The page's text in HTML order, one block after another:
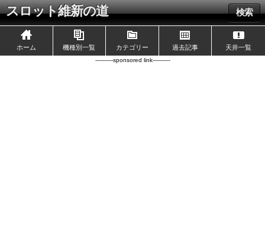
スロット維新の道 検索
ホーム 機種別一覧 カテゴリー 過去記事 天井一覧
----------sponsored link----------